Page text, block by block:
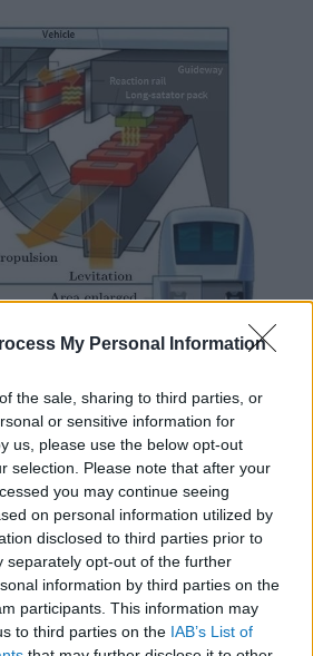
My Personal Information
the sale, sharing to third parties, or
or sensitive information for
us, please use the below opt-out
selection. Please note that after your
you may continue seeing
on personal information utilized by
disclosed to third parties prior to
separately opt-out of the further
information by third parties on the
participants. This information may
to third parties on the IAB’s List of
Shinkansen vonatokhoz
a mágnesvasutaknak is saját,
sínpályákra lesz szükségük,
kanyarodásra legyen
okozzanak a lassabb vonatok
A mágnesvasútvonalak
több mint 64 milliárd
ben a kormány jóváhagyta a